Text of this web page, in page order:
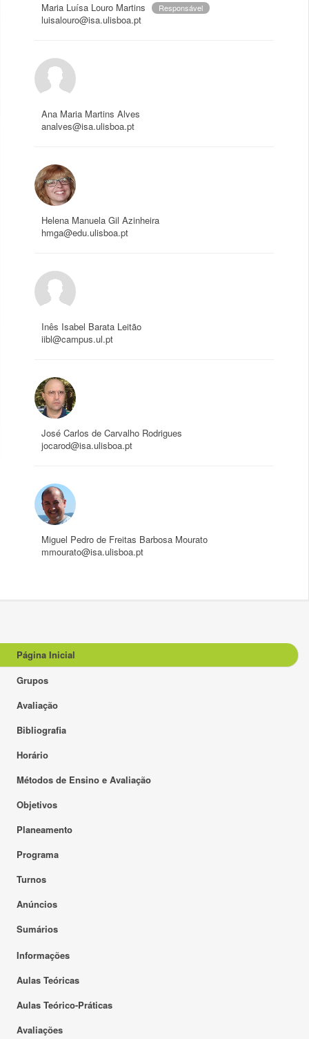
Maria Luísa Louro Martins Responsável
luisalouro@isa.ulisboa.pt
Ana Maria Martins Alves
analves@isa.ulisboa.pt
Helena Manuela Gil Azinheira
hmga@edu.ulisboa.pt
Inês Isabel Barata Leitão
iibl@campus.ul.pt
José Carlos de Carvalho Rodrigues
jocarod@isa.ulisboa.pt
Miguel Pedro de Freitas Barbosa Mourato
mmourato@isa.ulisboa.pt
Página Inicial
Grupos
Avaliação
Bibliografia
Horário
Métodos de Ensino e Avaliação
Objetivos
Planeamento
Programa
Turnos
Anúncios
Sumários
Informações
Aulas Teóricas
Aulas Teórico-Práticas
Avaliações